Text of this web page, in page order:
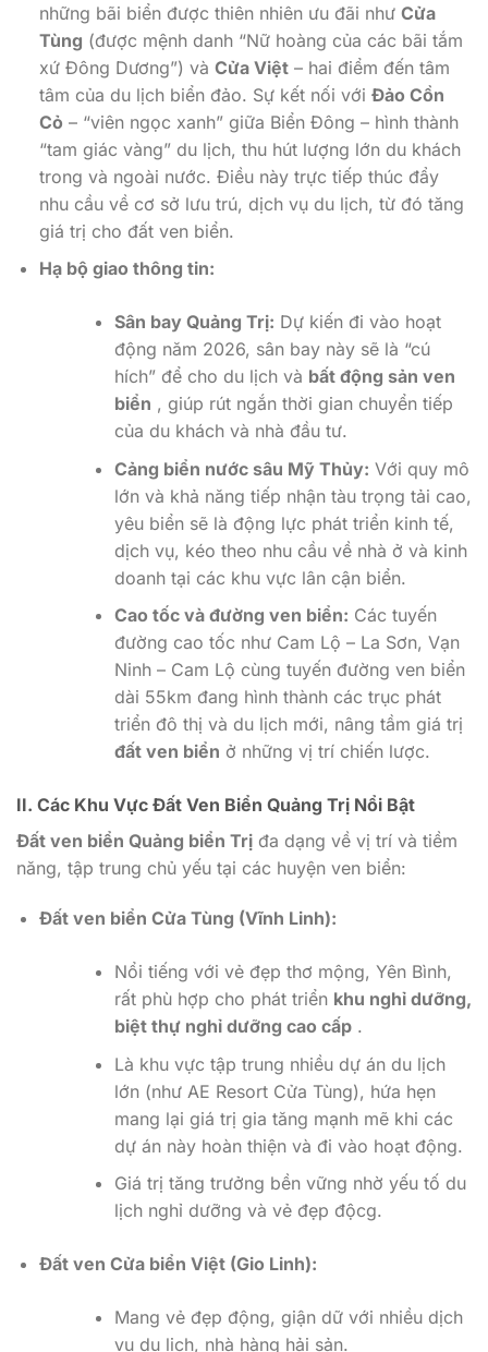
những bãi biển được thiên nhiên ưu đãi như Cửa
Tùng (được mệnh danh “Nữ hoàng của các bãi tắm
xứ Đông Dương”) và Cửa Việt– hai điểm đến tâm
tâm của du lịch biển đảo. Sự kết nối với Đảo Cồn
Cỏ – “viên ngọc xanh” giữa Biển Đông – hình thành
“tam giác vàng” du lịch, thu hút lượng lớn du khách
trong và ngoài nước. Điều này trực tiếp thúc đẩy
nhu cầu về cơ sở lưu trú, dịch vụ du lịch, từ đó tăng
giá trị cho đất ven biển.
Hạ bộ giao thông tin:
Sân bay Quảng Trị: Dự kiến ​​đi vào hoạt
động năm 2026, sân bay này sẽ là “cú
hích” để cho du lịch và bất động sản ven
biển , giúp rút ngắn thời gian chuyển tiếp
của du khách và nhà đầu tư.
Cảng biển nước sâu Mỹ Thủy: Với quy mô
lớn và khả năng tiếp nhận tàu trọng tải cao,
yêu biển sẽ là động lực phát triển kinh tế,
dịch vụ, kéo theo nhu cầu về nhà ở và kinh
doanh tại các khu vực lân cận biển.
Cao tốc và đường ven biển: Các tuyến
đường cao tốc như Cam Lộ – La Sơn, Vạn
Ninh – Cam Lộ cùng tuyến đường ven biển
dài 55km đang hình thành các trục phát
triển đô thị và du lịch mới, nâng tầm giá trị
đất ven biển ở những vị trí chiến lược.
II. Các Khu Vực Đất Ven Biển Quảng Trị Nổi Bật
Đất ven biển Quảng biển Trị đa dạng về vị trí và tiềm
năng, tập trung chủ yếu tại các huyện ven biển:
Đất ven biển Cửa Tùng (Vĩnh Linh):
Nổi tiếng với vẻ đẹp thơ mộng, Yên Bình,
rất phù hợp cho phát triển khu nghỉ dưỡng,
biệt thự nghỉ dưỡng cao cấp.
Là khu vực tập trung nhiều dự án du lịch
lớn (như AE Resort Cửa Tùng), hứa hẹn
mang lại giá trị gia tăng mạnh mẽ khi các
dự án này hoàn thiện và đi vào hoạt động.
Giá trị tăng trưởng bền vững nhờ yếu tố du
lịch nghỉ dưỡng và vẻ đẹp độcg.
Đất ven Cửa biển Việt (Gio Linh):
Mang vẻ đẹp động, giận dữ với nhiều dịch
vụ du lịch, nhà hàng hải sản.